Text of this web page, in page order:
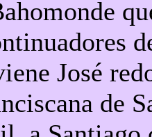
José
de